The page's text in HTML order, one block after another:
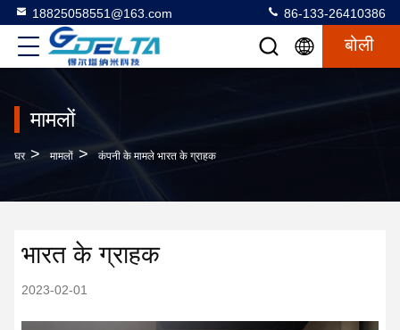
18825058551@163.com 86-133-26410386
बोली
मामलों
घर > मामलों > कंपनी के मामले भारत के ग्राहक
भारत के ग्राहक
2023-02-01